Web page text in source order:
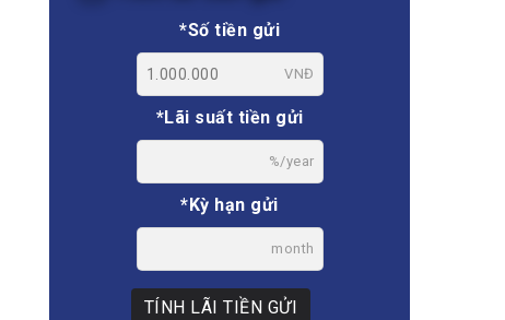
*Số tiền gửi
VNĐ
*Lãi suất tiền gửi
%/year
*Kỳ hạn gửi
month
TÍNH LÃI TIỀN GỬI